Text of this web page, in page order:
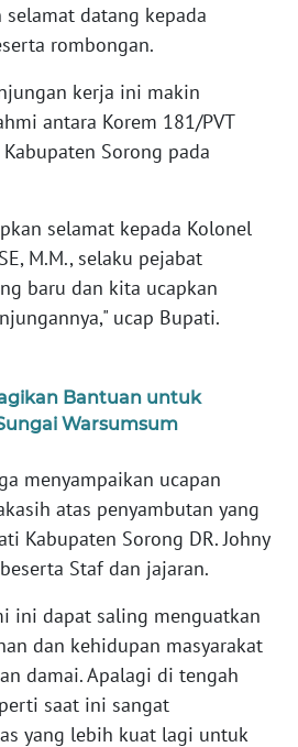
selamat datang kepada
rombongan.
kerja ini makin
antara Korem 181/PVT
Sorong pada
selamat kepada Kolonel
M.M., selaku pejabat
baru dan kita ucapkan
ucap Bupati.
Bantuan untuk
Warsumsum
menyampaikan ucapan
atas penyambutan yang
Kabupaten Sorong DR. Johny
Staf dan jajaran.
ini dapat saling menguatkan
dan kehidupan masyarakat
damai. Apalagi di tengah
saat ini sangat
yang lebih kuat lagi untuk